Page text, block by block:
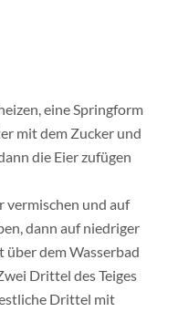
eine Springform
mit dem Zucker und
die Eier zufügen
vermischen und auf
dann auf niedriger
dem Wasserbad
Drittel des Teiges
Drittel mit